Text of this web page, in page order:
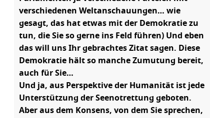
verschiedenen Weltanschauungen… wie
gesagt, das hat etwas mit der Demokratie zu
tun, die Sie so gerne ins Feld führen) Und eben
das will uns Ihr gebrachtes Zitat sagen. Diese
Demokratie hält so manche Zumutung bereit,
auch für Sie…
Und ja, aus Perspektive der Humanität ist jede
Unterstützung der Seenotrettung geboten.
Aber aus dem Konsens, von dem Sie sprechen,